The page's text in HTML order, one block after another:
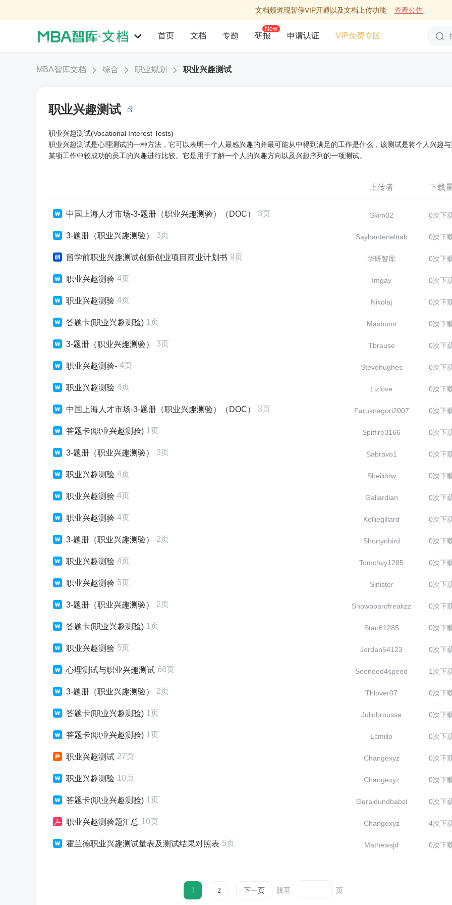
文档频道现暂停VIP开通以及文档上传功能 查看公告
首页 文档 专题 研报
New
申请认证 VIP免费专区
MBA智库文档 综合 职业规划 职业兴趣测试
职业兴趣测试
职业兴趣测试(Vocational Interest Tests)
职业兴趣测试是心理测试的一种方法，它可以表明一个人最感兴趣的并最可能从中得到满足的工作是什么，该测试是将个人兴趣
某项工作中较成功的员工的兴趣进行比较。它是用于了解一个人的兴趣方向以及兴趣序列的一项测试。
上传者 下载
中国上海人才市场-3-题册（职业兴趣测验）（DOC） 3页 Skim02 0次下
3-题册（职业兴趣测验） 3页 Sayhantenelttab 0次下
留学前职业兴趣测试创新创业项目商业计划书 9页 华研智库 0次下
职业兴趣测验 4页 Imgay 0次下
职业兴趣测验 4页 Nikolaj 0次下
答题卡(职业兴趣测验) 1页 Masbunn 0次下
3-题册（职业兴趣测验） 3页 Tbrause 0次下
职业兴趣测验- 4页 Stevehughes 0次下
职业兴趣测验 4页 Lizlove 0次下
中国上海人才市场-3-题册（职业兴趣测验）（DOC） 3页 Faruknagori2007 0次下
答题卡(职业兴趣测验) 1页 Spitfire3166 0次下
3-题册（职业兴趣测验） 3页 Sabravo1 0次下
职业兴趣测验 4页 Sheilddw 0次下
职业兴趣测验 4页 Gallardian 0次下
职业兴趣测验 4页 Kelliegillard 0次下
3-题册（职业兴趣测验） 2页 Shortynbird 0次下
职业兴趣测验 4页 Tomchvy1285 0次下
职业兴趣测验 5页 Sinister 0次下
3-题册（职业兴趣测验） 2页 Snowboardfreakzz 0次下
答题卡(职业兴趣测验) 1页 Stan61285 0次下
职业兴趣测验 5页 Jordan54123 0次下
心理测试与职业兴趣测试 68页 Seeneed4speed 1次下
3-题册（职业兴趣测验） 2页 Thlover07 0次下
答题卡(职业兴趣测验) 1页 Juliobrousse 0次下
答题卡(职业兴趣测验) 1页 Lcmillo 0次下
职业兴趣测试 27页 Changexyz 0次下
职业兴趣测验 10页 Changexyz 0次下
答题卡(职业兴趣测验) 1页 Geraldundbabsi 0次下
职业兴趣测验题汇总 10页 Changexyz 4次下
霍兰德职业兴趣测试量表及测试结果对照表 5页 Mathewsjd 0次下
1 2 下一页 跳至 页